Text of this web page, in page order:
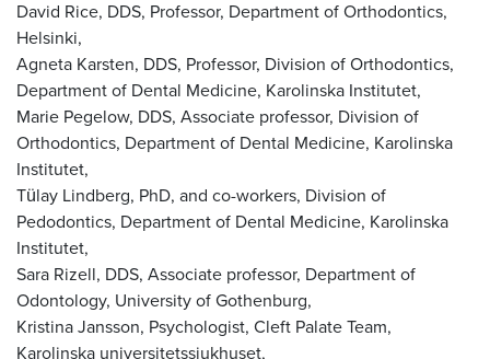
David Rice, DDS, Professor, Department of Orthodontics,
Helsinki,
Agneta Karsten, DDS, Professor, Division of Orthodontics,
Department of Dental Medicine, Karolinska Institutet,
Marie Pegelow, DDS, Associate professor, Division of
Orthodontics, Department of Dental Medicine, Karolinska
Institutet,
Tülay Lindberg, PhD, and co-workers, Division of
Pedodontics, Department of Dental Medicine, Karolinska
Institutet,
Sara Rizell, DDS, Associate professor, Department of
Odontology, University of Gothenburg,
Kristina Jansson, Psychologist, Cleft Palate Team,
Karolinska universitetssjukhuset,